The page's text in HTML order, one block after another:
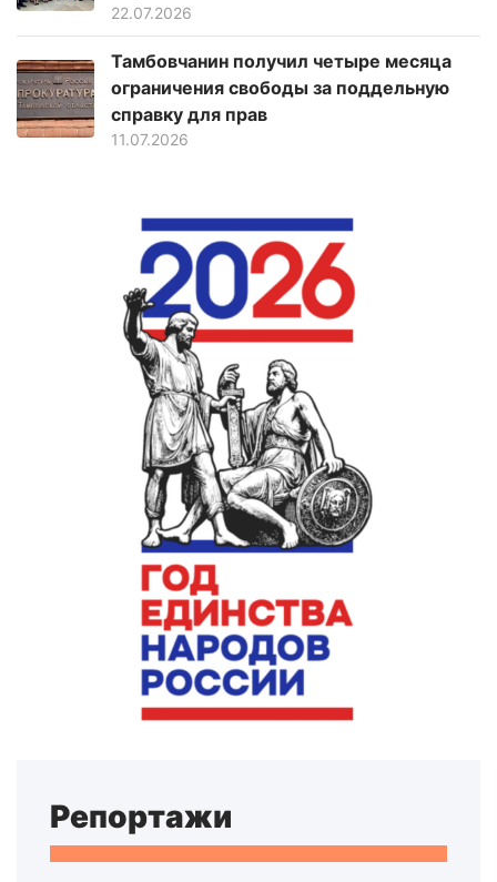
22.07.2026
Тамбовчанин получил четыре месяца
ограничения свободы за поддельную
справку для прав
11.07.2026
Репортажи